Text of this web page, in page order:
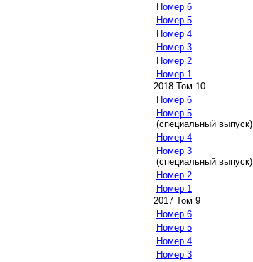
Номер 6
Номер 5
Номер 4
Номер 3
Номер 2
Номер 1
2018 Том 10
Номер 6
Номер 5
(специальный выпуск)
Номер 4
Номер 3
(специальный выпуск)
Номер 2
Номер 1
2017 Том 9
Номер 6
Номер 5
Номер 4
Номер 3